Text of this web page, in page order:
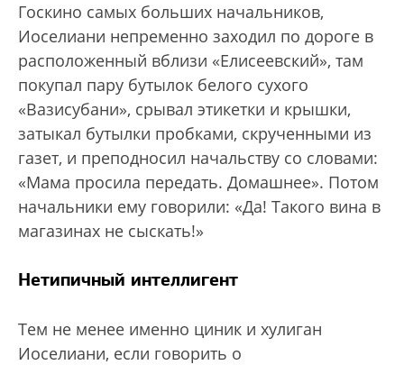
Госкино самых больших начальников,
Иоселиани непременно заходил по дороге в
расположенный вблизи «Елисеевский», там
покупал пару бутылок белого сухого
«Вазисубани», срывал этикетки и крышки,
затыкал бутылки пробками, скрученными из
газет, и преподносил начальству со словами:
«Мама просила передать. Домашнее». Потом
начальники ему говорили: «Да! Такого вина в
магазинах не сыскать!»
Нетипичный интеллигент
Тем не менее именно циник и хулиган
Иоселиани, если говорить о